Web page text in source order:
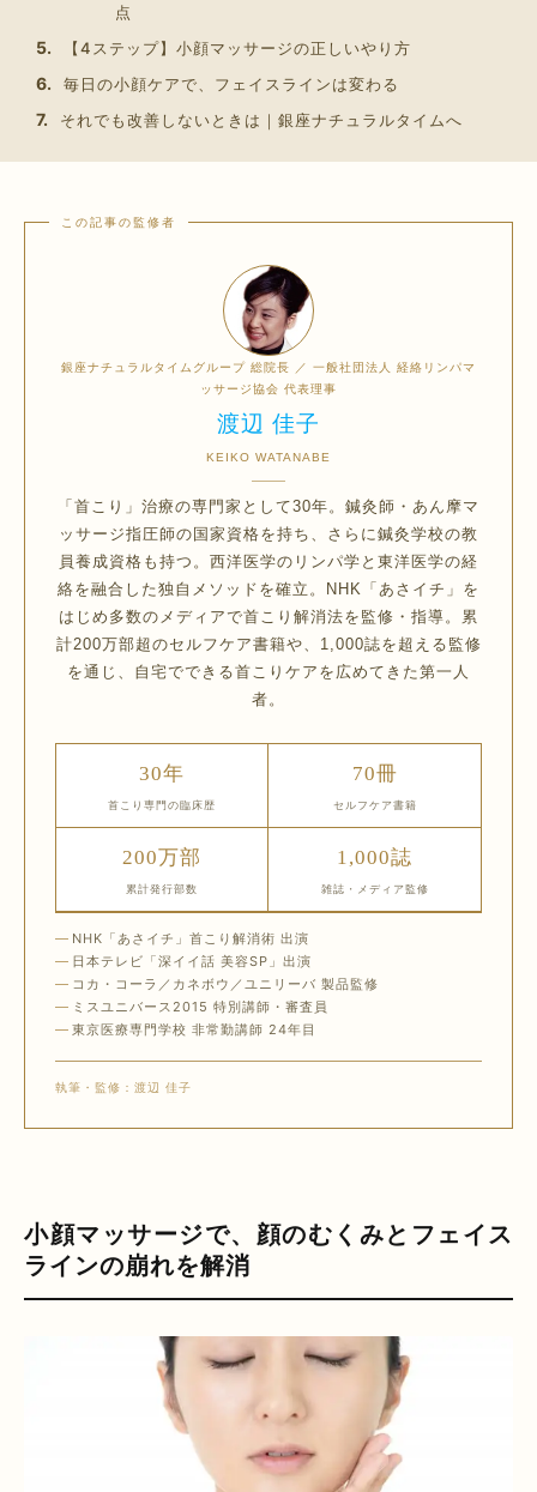
点
【4ステップ】小顔マッサージの正しいやり方
毎日の小顔ケアで、フェイスラインは変わる
それでも改善しないときは｜銀座ナチュラルタイムへ
銀座ナチュラルタイムグループ 総院長 ／ 一般社団法人 経絡リンパマ
ッサージ協会 代表理事
渡辺 佳子
KEIKO WATANABE
「首こり」治療の専門家として30年。鍼灸師・あん摩マ
ッサージ指圧師の国家資格を持ち、さらに鍼灸学校の教
員養成資格も持つ。西洋医学のリンパ学と東洋医学の経
絡を融合した独自メソッドを確立。NHK「あさイチ」を
はじめ多数のメディアで首こり解消法を監修・指導。累
計200万部超のセルフケア書籍や、1,000誌を超える監修
を通じ、自宅でできる首こりケアを広めてきた第一人
者。
30年
首こり専門の臨床歴
70冊
セルフケア書籍
200万部
累計発行部数
1,000誌
雑誌・メディア監修
NHK「あさイチ」首こり解消術 出演
日本テレビ「深イイ話 美容SP」出演
コカ・コーラ／カネボウ／ユニリーバ 製品監修
ミスユニバース2015 特別講師・審査員
東京医療専門学校 非常勤講師 24年目
執筆・監修：渡辺 佳子
小顔マッサージで、顔のむくみとフェイス
ラインの崩れを解消